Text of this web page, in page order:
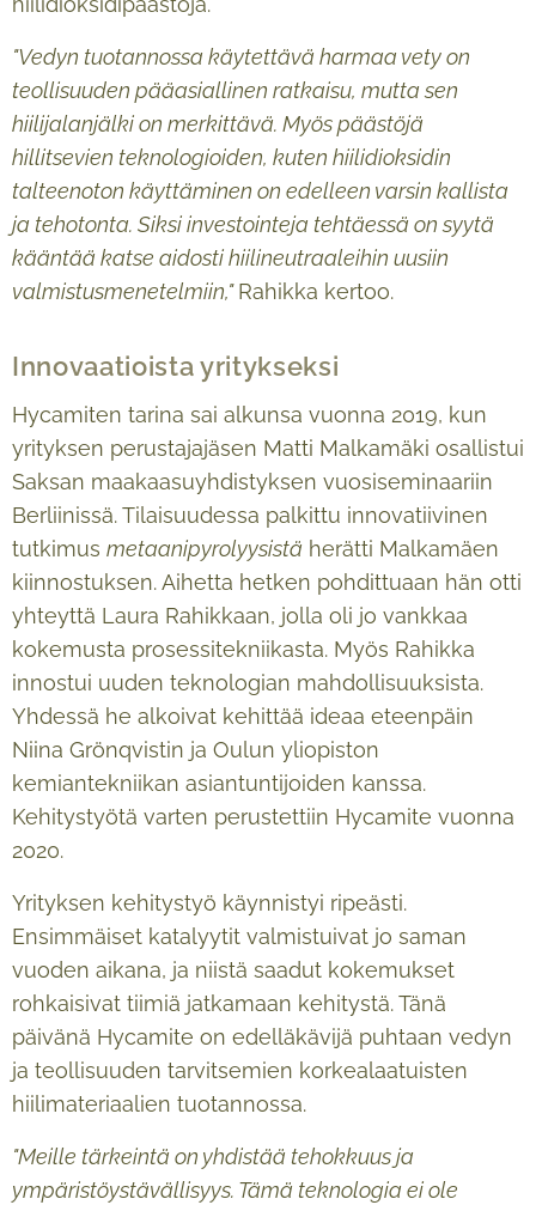
"Vedyn tuotannossa käytettävä harmaa vety on
teollisuuden pääasiallinen ratkaisu, mutta sen
hiilijalanjälki on merkittävä. Myös päästöjä
hillitsevien teknologioiden, kuten hiilidioksidin
talteenoton käyttäminen on edelleen varsin kallista
ja tehotonta. Siksi investointeja tehtäessä on syytä
kääntää katse aidosti hiilineutraaleihin uusiin
valmistusmenetelmiin,"Rahikka kertoo.
Innovaatioista yritykseksi
Hycamiten tarina sai alkunsa vuonna 2019, kun
yrityksen perustajajäsen Matti Malkamäki osallistui
Saksan maakaasuyhdistyksen vuosiseminaariin
Berliinissä. Tilaisuudessa palkittu innovatiivinen
tutkimus metaanipyrolyysistä herätti Malkamäen
kiinnostuksen. Aihetta hetken pohdittuaan hän otti
yhteyttä Laura Rahikkaan, jolla oli jo vankkaa
kokemusta prosessitekniikasta. Myös Rahikka
innostui uuden teknologian mahdollisuuksista.
Yhdessä he alkoivat kehittää ideaa eteenpäin
Niina Grönqvistin ja Oulun yliopiston
kemiantekniikan asiantuntijoiden kanssa.
Kehitystyötä varten perustettiin Hycamite vuonna
2020.
Yrityksen kehitystyö käynnistyi ripeästi.
Ensimmäiset katalyytit valmistuivat jo saman
vuoden aikana, ja niistä saadut kokemukset
rohkaisivat tiimiä jatkamaan kehitystä. Tänä
päivänä Hycamite on edelläkävijä puhtaan vedyn
ja teollisuuden tarvitsemien korkealaatuisten
hiilimateriaalien tuotannossa.
"Meille tärkeintä on yhdistää tehokkuus ja
ympäristöystävällisyys. Tämä teknologia ei ole